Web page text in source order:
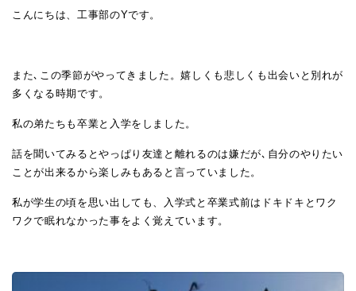
こんにちは、工事部のYです。
また､この季節がやってきました。嬉しくも悲しくも出会いと別れが
多くなる時期です。
私の弟たちも卒業と入学をしました。
話を聞いてみるとやっぱり友達と離れるのは嫌だが､自分のやりたい
ことが出来るから楽しみもあると言っていました。
私が学生の頃を思い出しても、入学式と卒業式前はドキドキとワク
ワクで眠れなかった事をよく覚えています。